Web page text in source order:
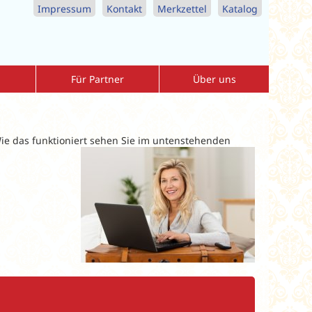
Impressum Kontakt Merkzettel Katalog
Für Partner
Vorteile als Partner
Katalogbestellung Reisebüros
Über uns
Allgemeine-Reisebedingungen
Datenschutzerklärung
Impressum
Kontaktformular
MediKur Reisen
das funktioniert sehen Sie im untenstehenden